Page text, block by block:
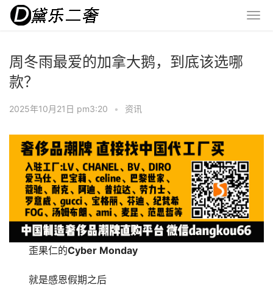
周冬雨最爱的加拿大鹅，到底该选哪
款？
2025年10月21日 pm3:20 • 资讯
歪果仁的Cyber Monday
就是感恩假期之后